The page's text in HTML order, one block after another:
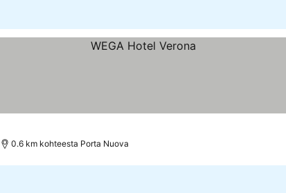
0.6 km kohteesta Porta Nuova